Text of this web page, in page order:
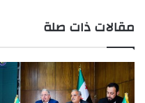
مقالات ذات صلة